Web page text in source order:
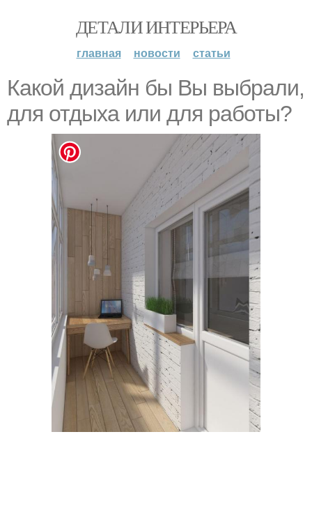
ДЕТАЛИ ИНТЕРЬЕРА
главная новости статьи
Какой дизайн бы Вы выбрали,
для отдыха или для работы?